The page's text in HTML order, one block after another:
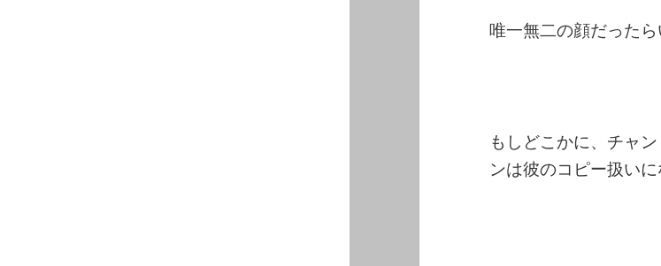
唯一無二の顔だったら
もしどこかに、チャ
ンは彼のコピー扱いに